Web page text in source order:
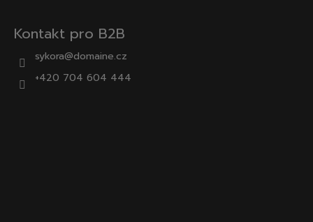
Kontakt pro B2B
sykora@domaine.cz
+420 704 604 444